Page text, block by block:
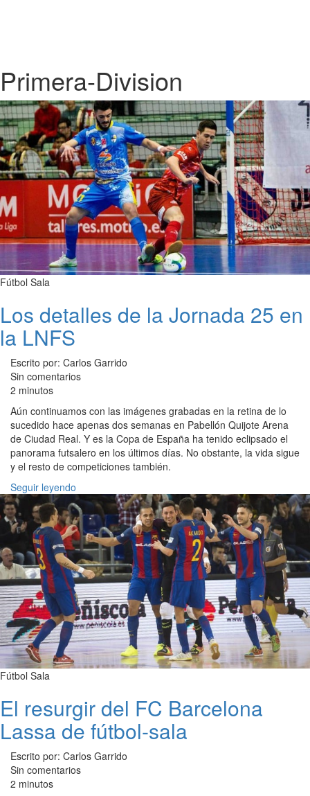
Primera-Division
Fútbol Sala
Los detalles de la Jornada 25 en
la LNFS
Escrito por: Carlos Garrido
Sin comentarios
2 minutos
Aún continuamos con las imágenes grabadas en la retina de lo
sucedido hace apenas dos semanas en Pabellón Quijote Arena
de Ciudad Real. Y es la Copa de España ha tenido eclipsado el
panorama futsalero en los últimos días. No obstante, la vida sigue
y el resto de competiciones también.
Seguir leyendo
Fútbol Sala
El resurgir del FC Barcelona
Lassa de fútbol-sala
Escrito por: Carlos Garrido
Sin comentarios
2 minutos